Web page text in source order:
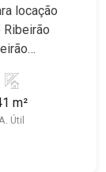
locação
Ribeirão
-
m²
Útil